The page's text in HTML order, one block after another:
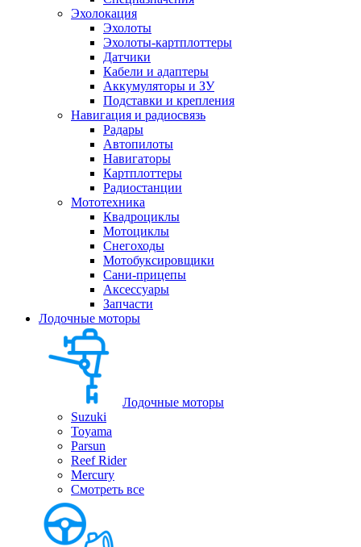
Эхолокация
Эхолоты
Эхолоты-картплоттеры
Датчики
Кабели и адаптеры
Аккумуляторы и ЗУ
Подставки и крепления
Навигация и радиосвязь
Радары
Автопилоты
Навигаторы
Картплоттеры
Радиостанции
Мототехника
Квадроциклы
Мотоциклы
Снегоходы
Мотобуксировщики
Сани-прицепы
Аксессуары
Запчасти
Лодочные моторы
Лодочные моторы
Suzuki
Toyama
Parsun
Reef Rider
Mercury
Смотреть все